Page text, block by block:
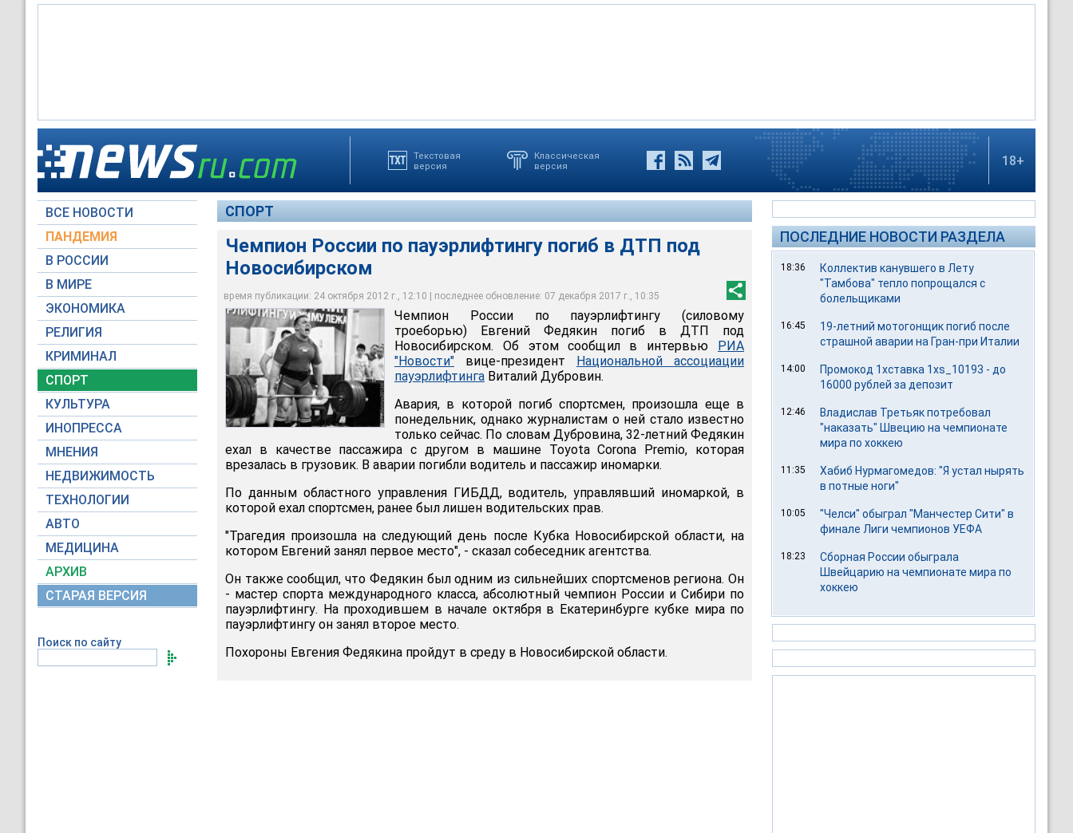
Текстовая
версия
Классическая
версия
18+
ВСЕ НОВОСТИ
ПАНДЕМИЯ
В РОССИИ
В МИРЕ
ЭКОНОМИКА
РЕЛИГИЯ
КРИМИНАЛ
СПОРТ
КУЛЬТУРА
ИНОПРЕССА
МНЕНИЯ
НЕДВИЖИМОСТЬ
ТЕХНОЛОГИИ
АВТО
МЕДИЦИНА
АРХИВ
СТАРАЯ ВЕРСИЯ
Поиск по сайту
СПОРТ
Чемпион России по пауэрлифтингу погиб в ДТП под
Новосибирском
время публикации: 24 октября 2012 г., 12:10 | последнее обновление: 07 декабря 2017 г., 10:35
Чемпион России по пауэрлифтингу погиб в ДТП под Новосибирском
пауэрлифтинг-россия.рф
Чемпион России по пауэрлифтингу (силовому
троеборью) Евгений Федякин погиб в ДТП под
Новосибирском. Об этом сообщил в интервью РИА
"Новости" вице-президент Национальной ассоциации
пауэрлифтинга Виталий Дубровин.
Авария, в которой погиб спортсмен, произошла еще в
понедельник, однако журналистам о ней стало известно
только сейчас. По словам Дубровина, 32-летний Федякин
ехал в качестве пассажира с другом в машине Toyota Corona Premio, которая
врезалась в грузовик. В аварии погибли водитель и пассажир иномарки.
По данным областного управления ГИБДД, водитель, управлявший иномаркой, в
которой ехал спортсмен, ранее был лишен водительских прав.
"Трагедия произошла на следующий день после Кубка Новосибирской области, на
котором Евгений занял первое место", - сказал собеседник агентства.
Он также сообщил, что Федякин был одним из сильнейших спортсменов региона. Он
- мастер спорта международного класса, абсолютный чемпион России и Сибири по
пауэрлифтингу. На проходившем в начале октября в Екатеринбурге кубке мира по
пауэрлифтингу он занял второе место.
Похороны Евгения Федякина пройдут в среду в Новосибирской области.
ПОСЛЕДНИЕ НОВОСТИ РАЗДЕЛА
18:36
Коллектив канувшего в Лету
"Тамбова" тепло попрощался с
болельщиками
16:45
19-летний мотогонщик погиб после
страшной аварии на Гран-при Италии
14:00
Промокод 1хставка 1xs_10193 - до
16000 рублей за депозит
12:46
Владислав Третьяк потребовал
"наказать" Швецию на чемпионате
мира по хоккею
11:35
Хабиб Нурмагомедов: "Я устал нырять
в потные ноги"
10:05
"Челси" обыграл "Манчестер Сити" в
финале Лиги чемпионов УЕФА
18:23
Сборная России обыграла
Швейцарию на чемпионате мира по
хоккею